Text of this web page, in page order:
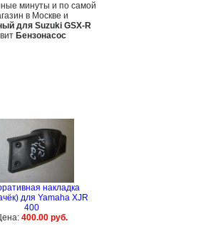
минуты и по самой
в Москве и
для Suzuki GSX-R
Бензонасос
накладка
для Yamaha XJR
400
400.00 руб.